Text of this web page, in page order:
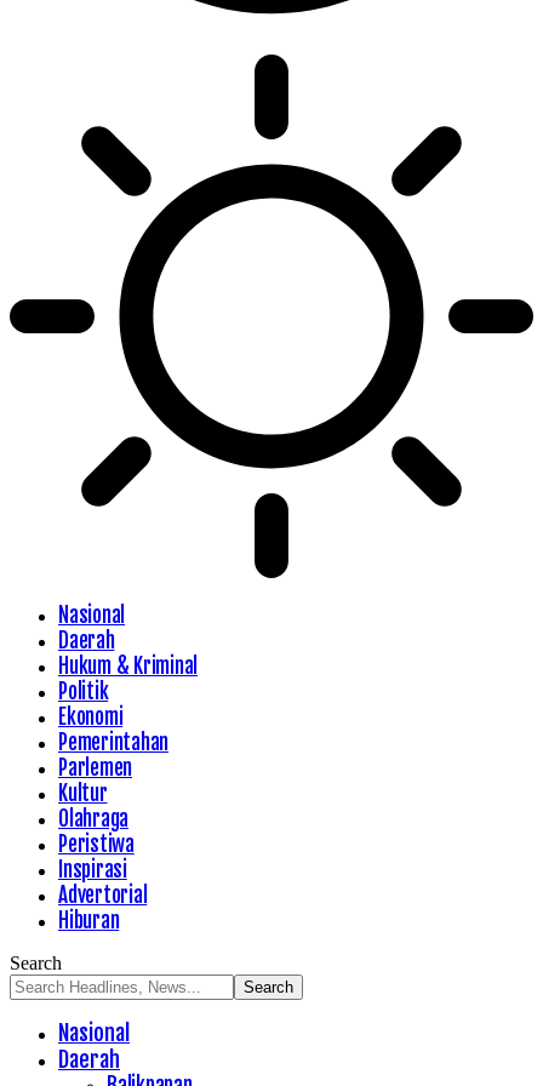
Nasional
Daerah
Hukum & Kriminal
Politik
Ekonomi
Pemerintahan
Parlemen
Kultur
Olahraga
Peristiwa
Inspirasi
Advertorial
Hiburan
Search
Nasional
Daerah